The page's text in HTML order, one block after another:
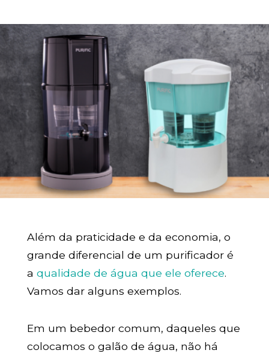
Além da praticidade e da economia, o
grande diferencial de um purificador é
a qualidade de água que ele oferece.
Vamos dar alguns exemplos.
Em um bebedor comum, daqueles que
colocamos o galão de água, não há